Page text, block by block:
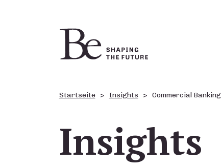
Startseite Insights Commercial Banking
Insights